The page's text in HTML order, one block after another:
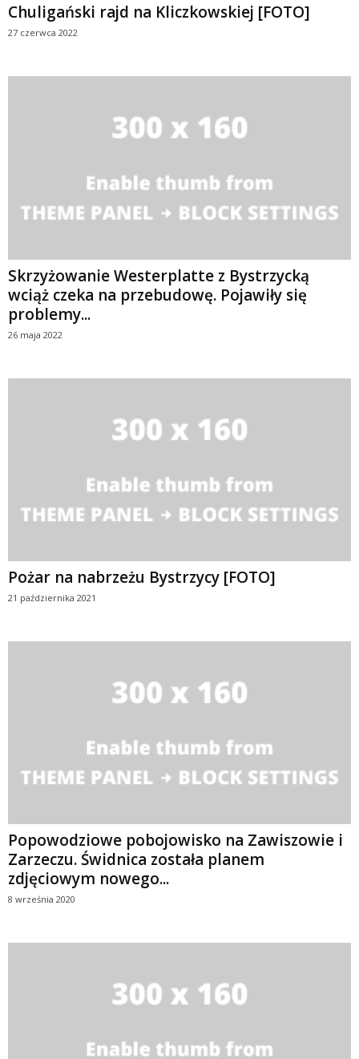
Chuligański rajd na Kliczkowskiej [FOTO]
27 czerwca 2022
Skrzyżowanie Westerplatte z Bystrzycką
wciąż czeka na przebudowę. Pojawiły się
problemy...
26 maja 2022
Pożar na nabrzeżu Bystrzycy [FOTO]
21 października 2021
Popowodziowe pobojowisko na Zawiszowie i
Zarzeczu. Świdnica została planem
zdjęciowym nowego...
8 września 2020